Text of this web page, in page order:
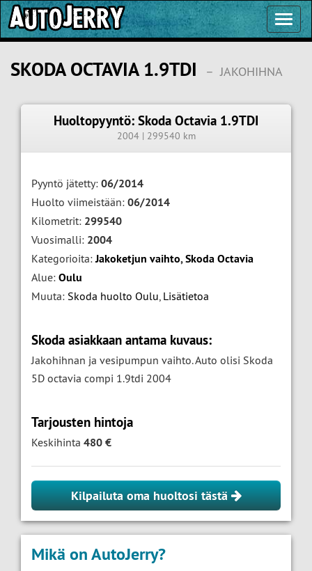
SKODA OCTAVIA 1.9TDI – JAKOHIHNA
Huoltopyyntö: Skoda Octavia 1.9TDI
2004 | 299540 km
Pyyntö jätetty: 06/2014
Huolto viimeistään: 06/2014
Kilometrit: 299540
Vuosimalli: 2004
Kategorioita:Jakoketjun vaihto,Skoda Octavia
Alue: Oulu
Muuta: Skoda huolto Oulu, Lisätietoa
Skoda asiakkaan antama kuvaus:
Jakohihnan ja vesipumpun vaihto. Auto olisi Skoda
5D octavia compi 1.9tdi 2004
Tarjousten hintoja
Keskihinta 480 €
Kilpailuta oma huoltosi tästä
Mikä on AutoJerry?